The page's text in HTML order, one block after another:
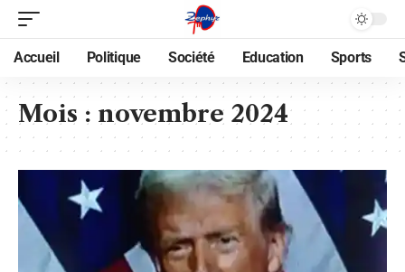
Accueil Politique Société Education Sports
Mois : novembre 2024